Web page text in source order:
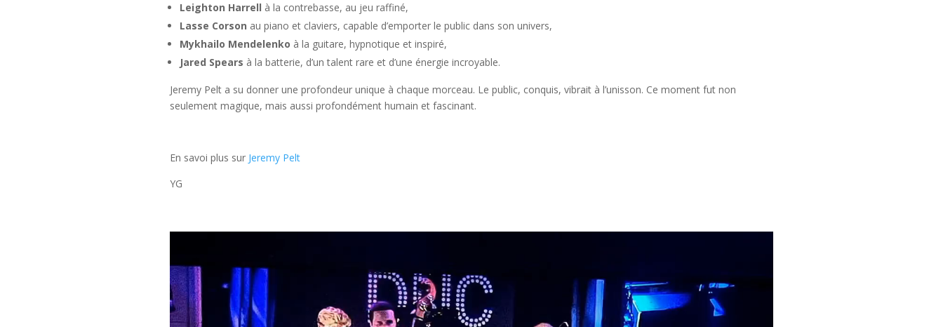
Leighton Harrell à la contrebasse, au jeu raffiné,
Lasse Corson au piano et claviers, capable d’emporter le public dans son univers,
Mykhailo Mendelenko à la guitare, hypnotique et inspiré,
Jared Spears à la batterie, d’un talent rare et d’une énergie incroyable.
Jeremy Pelt a su donner une profondeur unique à chaque morceau. Le public, conquis, vibrait à l’unisson. Ce moment fut non
seulement magique, mais aussi profondément humain et fascinant.
En savoi plus sur Jeremy Pelt
YG